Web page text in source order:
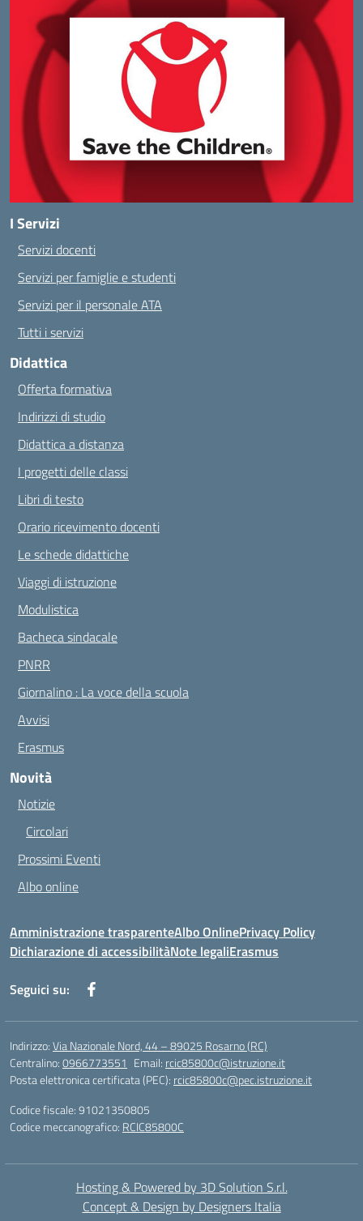
I Servizi
Servizi docenti
Servizi per famiglie e studenti
Servizi per il personale ATA
Tutti i servizi
Didattica
Offerta formativa
Indirizzi di studio
Didattica a distanza
I progetti delle classi
Libri di testo
Orario ricevimento docenti
Le schede didattiche
Viaggi di istruzione
Modulistica
Bacheca sindacale
PNRR
Giornalino : La voce della scuola
Avvisi
Erasmus
Novità
Notizie
Circolari
Prossimi Eventi
Albo online
Amministrazione trasparenteAlbo OnlinePrivacy Policy
Dichiarazione di accessibilitàNote legaliErasmus
Seguici su:
Indirizzo:Via Nazionale Nord, 44 – 89025 Rosarno (RC)
Centralino:0966773551 Email: rcic85800c@istruzione.it
Posta elettronica certificata (PEC): rcic85800c@pec.istruzione.it
Codice fiscale: 91021350805
Codice meccanografico: RCIC85800C
Hosting & Powered by 3D Solution S.r.l.
Concept & Design by Designers Italia